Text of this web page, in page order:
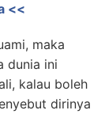
<<
maka
dunia ini
kalau boleh
dirinya